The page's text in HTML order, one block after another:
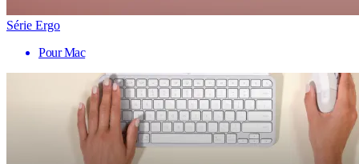
Série Ergo
Pour Mac